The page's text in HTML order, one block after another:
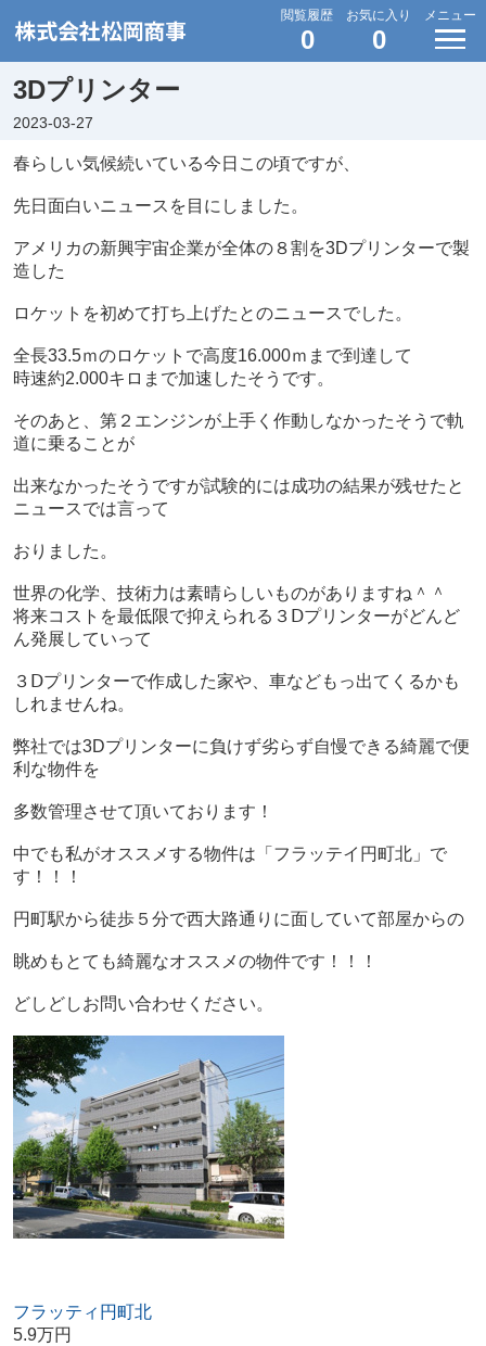
閲覧履歴
0
お気に入り
0
メニュー
3Dプリンター
2023-03-27
春らしい気候続いている今日この頃ですが、
先日面白いニュースを目にしました。
アメリカの新興宇宙企業が全体の８割を3Dプリンターで製
造した
ロケットを初めて打ち上げたとのニュースでした。
全長33.5ｍのロケットで高度16.000ｍまで到達して
時速約2.000キロまで加速したそうです。
そのあと、第２エンジンが上手く作動しなかったそうで軌
道に乗ることが
出来なかったそうですが試験的には成功の結果が残せたと
ニュースでは言って
おりました。
世界の化学、技術力は素晴らしいものがありますね＾＾
将来コストを最低限で抑えられる３Ⅾプリンターがどんど
ん発展していって
３Ⅾプリンターで作成した家や、車などもっ出てくるかも
しれませんね。
弊社では3Dプリンターに負けず劣らず自慢できる綺麗で便
利な物件を
多数管理させて頂いております！
中でも私がオススメする物件は「フラッテイ円町北」で
す！！！
円町駅から徒歩５分で西大路通りに面していて部屋からの
眺めもとても綺麗なオススメの物件です！！！
どしどしお問い合わせください。
フラッティ円町北
5.9万円